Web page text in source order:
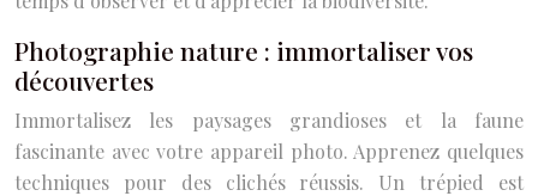
Photographie nature : immortaliser vos
découvertes
Immortalisez les paysages grandioses et la faune
fascinante avec votre appareil photo. Apprenez quelques
techniques pour des clichés réussis. Un trépied est